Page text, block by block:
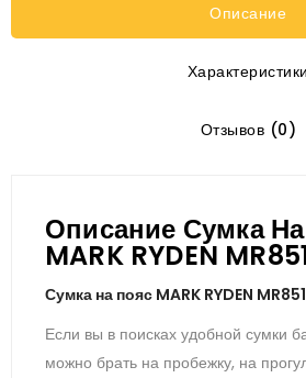
Описание
Характеристики
Отзывов (0)
Описание Сумка
MARK RYDEN
Сумка на пояс MARK RYDEN
Если вы в поисках удобной сумки
можно брать на пробежку, на